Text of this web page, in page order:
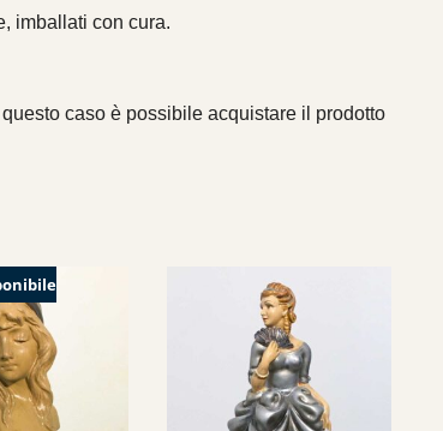
imballati con cura.
caso è possibile acquistare il prodotto